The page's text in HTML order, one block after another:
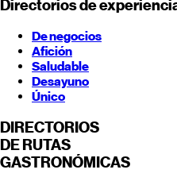
Directorios de
De negocios
Afición
Saludable
Desayuno
Único
DIRECTORIOS
DE RUTAS
GASTRONÓMICAS